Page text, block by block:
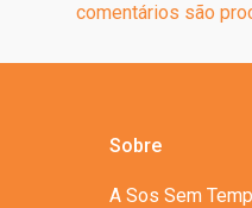
comentários são
Sobre
A Sos Sem